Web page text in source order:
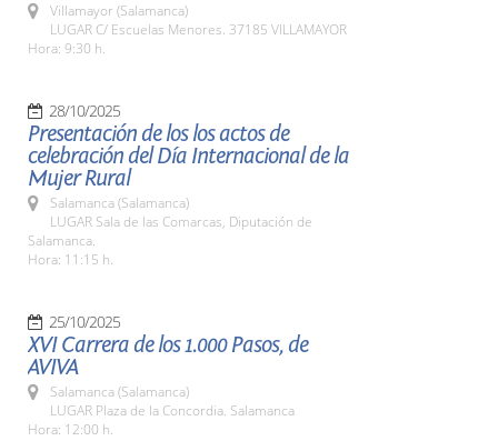
Villamayor (Salamanca)
LUGAR C/ Escuelas Menores. 37185 VILLAMAYOR
Hora: 9:30 h.
28/10/2025
Presentación de los los actos de
celebración del Día Internacional de la
Mujer Rural
Salamanca (Salamanca)
LUGAR Sala de las Comarcas, Diputación de
Salamanca.
Hora: 11:15 h.
25/10/2025
XVI Carrera de los 1.000 Pasos, de
AVIVA
Salamanca (Salamanca)
LUGAR Plaza de la Concordia. Salamanca
Hora: 12:00 h.